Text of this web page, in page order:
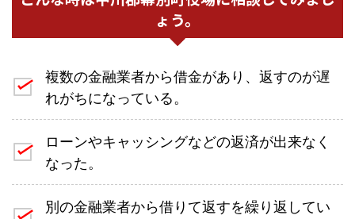
ょう。
複数の金融業者から借金があり、返すのが遅
れがちになっている。
ローンやキャッシングなどの返済が出来なく
なった。
別の金融業者から借りて返すを繰り返してい